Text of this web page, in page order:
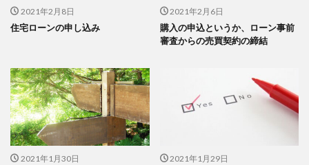
2021年2月8日
住宅ローンの申し込み
2021年2月6日
購入の申込というか、ローン事前
審査からの売買契約の締結
2021年1月30日 2021年1月29日